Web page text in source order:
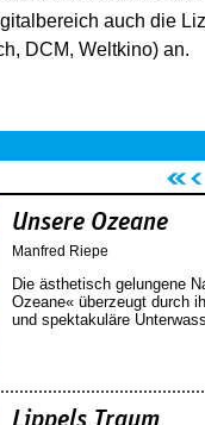
auch die
DCM, Weltkino) an.
Se
it
Unsere Ozeane
Manfred Riepe
Die ästhetisch gelungene
Ozeane« überzeugt durch
und spektakuläre